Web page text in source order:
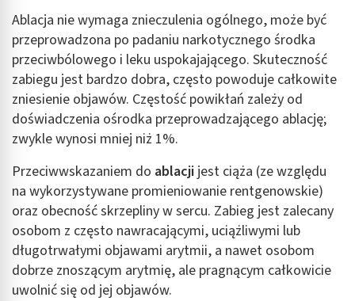
Ablacja nie wymaga znieczulenia ogólnego, może być
przeprowadzona po padaniu narkotycznego środka
przeciwbólowego i leku uspokajającego. Skuteczność
zabiegu jest bardzo dobra, często powoduje całkowite
zniesienie objawów. Częstość powikłań zależy od
doświadczenia ośrodka przeprowadzającego ablację;
zwykle wynosi mniej niż 1%.
Przeciwwskazaniem do ablacji jest ciąża (ze względu
na wykorzystywane promieniowanie rentgenowskie)
oraz obecność skrzepliny w sercu. Zabieg jest zalecany
osobom z często nawracającymi, uciążliwymi lub
długotrwałymi objawami arytmii, a nawet osobom
dobrze znoszącym arytmię, ale pragnącym całkowicie
uwolnić się od jej objawów.